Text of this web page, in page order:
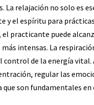
relajación no solo es
y el espíritu para
practicante puede
intensas. La
control de la energía vital.
regular las
son fundamentales